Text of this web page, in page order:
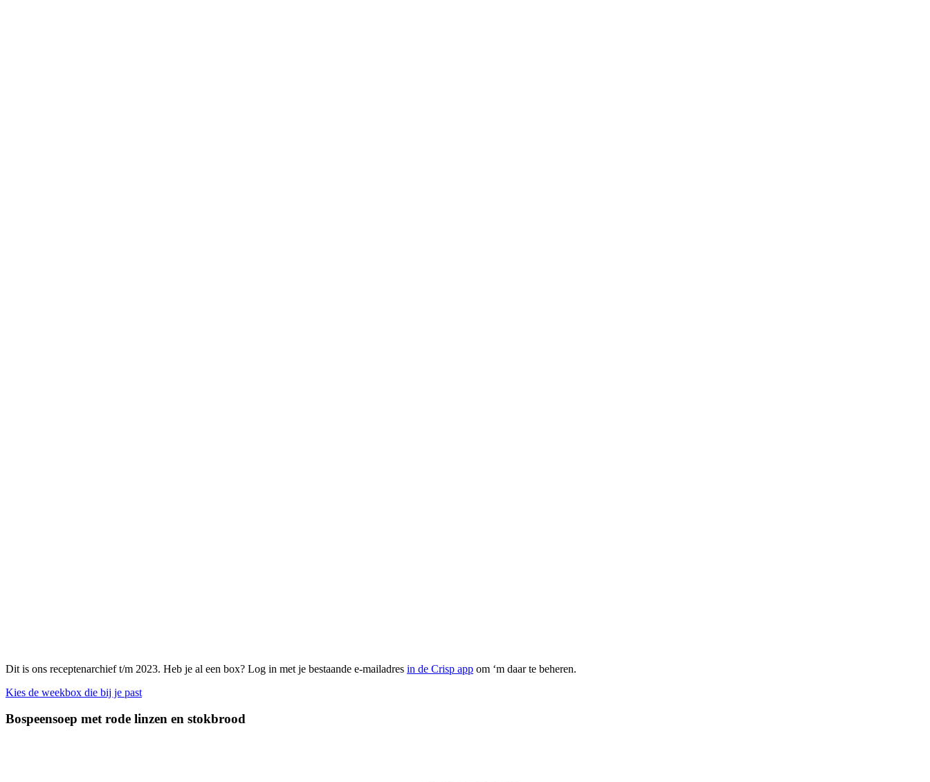
Dit is ons receptenarchief t/m 2023. Heb je al een box? Log in met je bestaande e-mailadres in de Crisp app om ‘m daar te beheren.
Kies de weekbox die bij je past
Bospeensoep met rode linzen en stokbrood